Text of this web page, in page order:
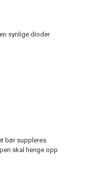
synlige dioder
bør suppleres
skal henge opp